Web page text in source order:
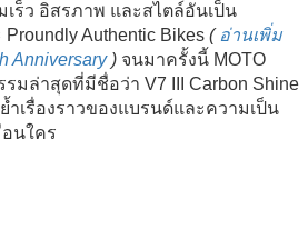
ร็ว อิสรภาพ และสไตล์อันเป็น
Authentic Bikes (อ่านเพิ่ม
Anniversary) จนมาครั้งนี้ MOTO
รมล่าสุดที่มีชื่อว่า V7 III Carbon Shine
ำเรื่องราวของแบรนด์และความเป็น
นใคร